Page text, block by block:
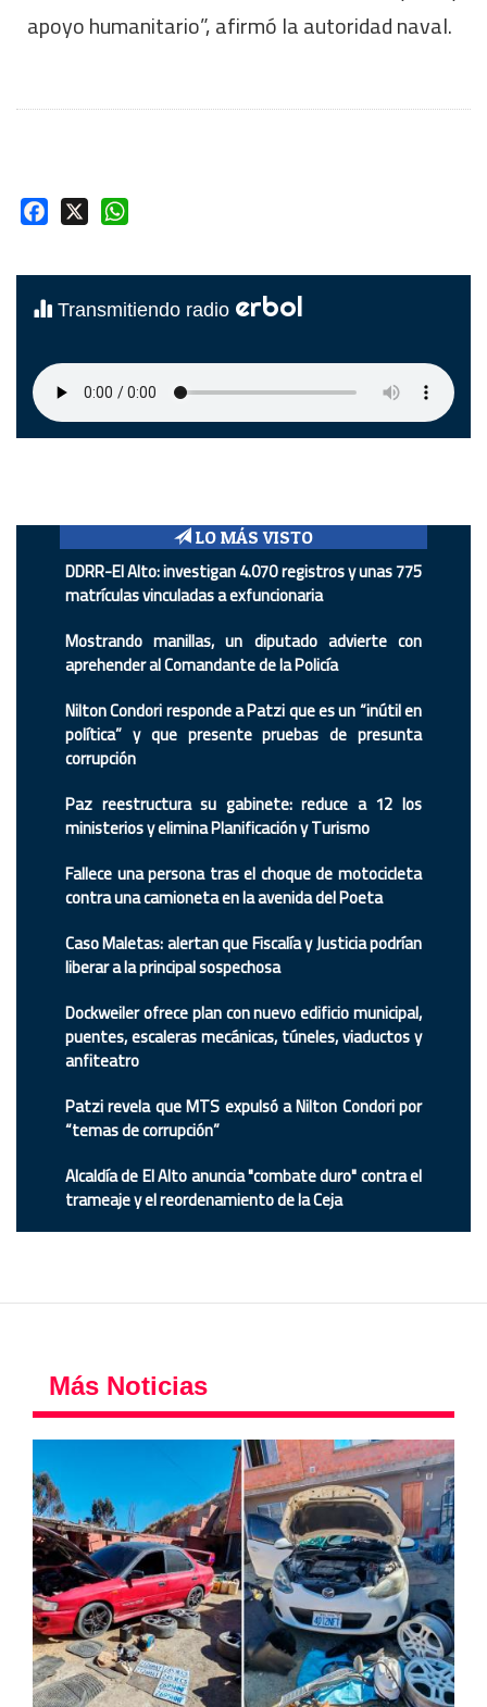
apoyo humanitario”, afirmó la autoridad naval.
Facebook
Transmitiendo radio erbol
LO MÁS VISTO
DDRR-El Alto: investigan 4.070 registros y unas 775
matrículas vinculadas a exfuncionaria
Mostrando manillas, un diputado advierte con
aprehender al Comandante de la Policía
Nilton Condori responde a Patzi que es un “inútil en
política” y que presente pruebas de presunta
corrupción
Paz reestructura su gabinete: reduce a 12 los
ministerios y elimina Planificación y Turismo
Fallece una persona tras el choque de motocicleta
contra una camioneta en la avenida del Poeta
Caso Maletas: alertan que Fiscalía y Justicia podrían
liberar a la principal sospechosa
Dockweiler ofrece plan con nuevo edificio municipal,
puentes, escaleras mecánicas, túneles, viaductos y
anfiteatro
Patzi revela que MTS expulsó a Nilton Condori por
“temas de corrupción”
Alcaldía de El Alto anuncia "combate duro" contra el
trameaje y el reordenamiento de la Ceja
Más Noticias